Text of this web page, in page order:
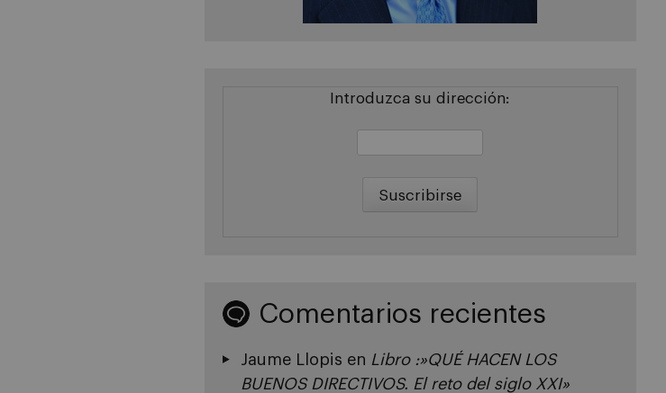
Introduzca su dirección:
Comentarios recientes
Jaume Llopis en Libro :»QUÉ HACEN LOS
BUENOS DIRECTIVOS. El reto del siglo XXI»